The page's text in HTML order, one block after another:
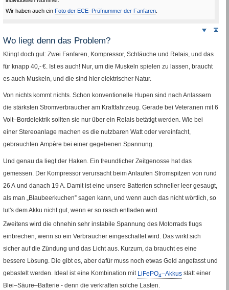
Wir haben auch ein Foto der ECE–Prüfnummer der Fanfaren.
Weiter
Wo liegt denn das Problem?
Klingt doch gut: Zwei Fanfaren, Kompressor, Schläuche und Relais, und das
für knapp 40,- €. Ist es auch! Nur, um die Muskeln spielen zu lassen, braucht
es auch Muskeln, und die sind hier elektrischer Natur.
Von nichts kommt nichts. Schon konventionelle Hupen sind nach Anlassern
die stärksten Stromverbraucher am Kraftfahrzeug. Gerade bei Veteranen mit 6
Volt–Bordelektrik sollten sie nur über ein Relais betätigt werden. Wie bei
einer Stereoanlage machen es die nutzbaren Watt oder vereinfacht,
gebrauchten Ampère bei einer gegebenen Spannung.
Und genau da liegt der Haken. Ein freundlicher Zeitgenosse hat das
gemessen. Der Kompressor verursacht beim Anlaufen Stromspitzen von rund
26 A und danach 19 A. Damit ist eine unsere Batterien schneller leer gesaugt,
als man „Blaubeerkuchen” sagen kann, und wenn auch das nicht wörtlich, so
tut's dem Akku nicht gut, wenn er so rasch entladen wird.
Zweitens wird die ohnehin sehr instabile Spannung des Motorrads flugs
einbrechen, wenn so ein Verbraucher eingeschaltet wird. Das wirkt sich
sicher auf die Zündung und das Licht aus. Kurzum, da braucht es eine
bessere Lösung. Die gibt es, aber dafür muss noch etwas Geld angefasst und
gebastelt werden. Ideal ist eine Kombination mit LiFePO4–Akkus statt einer
Blei–Säure–Batterie - denn die verkraften solche Lasten.